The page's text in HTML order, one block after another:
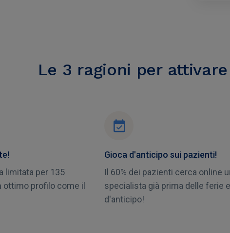
Le 3 ragioni per
limitata per 135
profilo come il
Gioca d'anticipo sui pazienti!
Il 60% dei pazienti cerca online
specialista già prima delle ferie
d'anticipo!